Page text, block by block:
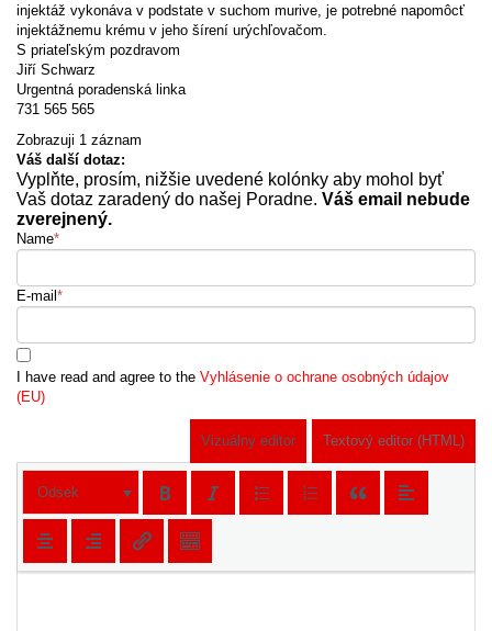
injektáž vykonáva v podstate v suchom murive, je potrebné napomôcť
injektážnemu krému v jeho šírení urýchľovačom.
S priateľským pozdravom
Jiří Schwarz
Urgentná poradenská linka
731 565 565
Zobrazuji 1 záznam
Váš další dotaz:
Vyplňte, prosím, nižšie uvedené kolónky aby mohol byť
Vaš dotaz zaradený do našej Poradne. Váš email nebude
zverejnený.
Name*
E-mail *
I have read and agree to the Vyhlásenie o ochrane osobných údajov
(EU)
Vizuálny editor Textový editor (HTML)
Odsek